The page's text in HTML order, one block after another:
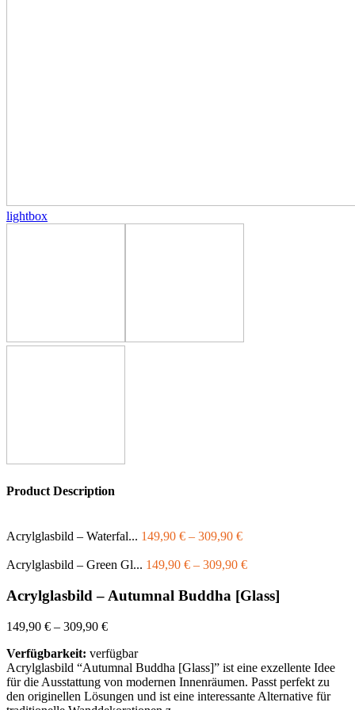
lightbox
Product Description
Acrylglasbild – Waterfal... 149,90 € – 309,90 €
Acrylglasbild – Green Gl... 149,90 € – 309,90 €
Acrylglasbild – Autumnal Buddha [Glass]
149,90 € – 309,90 €
Verfügbarkeit: verfügbar
Acrylglasbild “Autumnal Buddha [Glass]” ist eine exzellente Idee
für die Ausstattung von modernen Innenräumen. Passt perfekt zu
den originellen Lösungen und ist eine interessante Alternative für